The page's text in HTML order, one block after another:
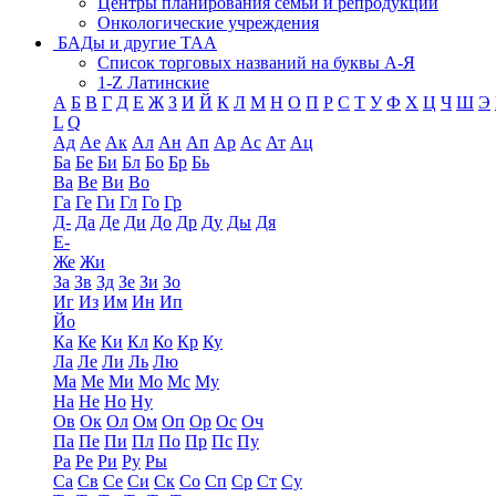
Онкологические учреждения
БАДы и другие ТАА
Список торговых названий на буквы А-Я
1-Z Латинские
А Б В Г Д Е Ж З И Й К Л М Н О П Р С Т У Ф Х Ц Ч Ш Э
L Q
Ад Ае Ак Ал Ан Ап Ар Ас Ат Ац
Ба Бе Би Бл Бо Бр Бь
Ва Ве Ви Во
Га Ге Ги Гл Го Гр
Д- Да Де Ди До Др Ду Ды Дя
Е-
Же Жи
За Зв Зд Зе Зи Зо
Иг Из Им Ин Ип
Йо
Ка Ке Ки Кл Ко Кр Ку
Ла Ле Ли Ль Лю
Ма Ме Ми Мо Мс Му
На Не Но Ну
Ов Ок Ол Ом Оп Ор Ос Оч
Па Пе Пи Пл По Пр Пс Пу
Ра Ре Ри Ру Ры
Са Св Се Си Ск Со Сп Ср Ст Су